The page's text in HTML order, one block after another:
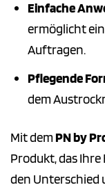
Einfache
ermöglicht
Auftragen.
Pflegende
dem
Mit demPN by
Produkt, das
den Unterschied